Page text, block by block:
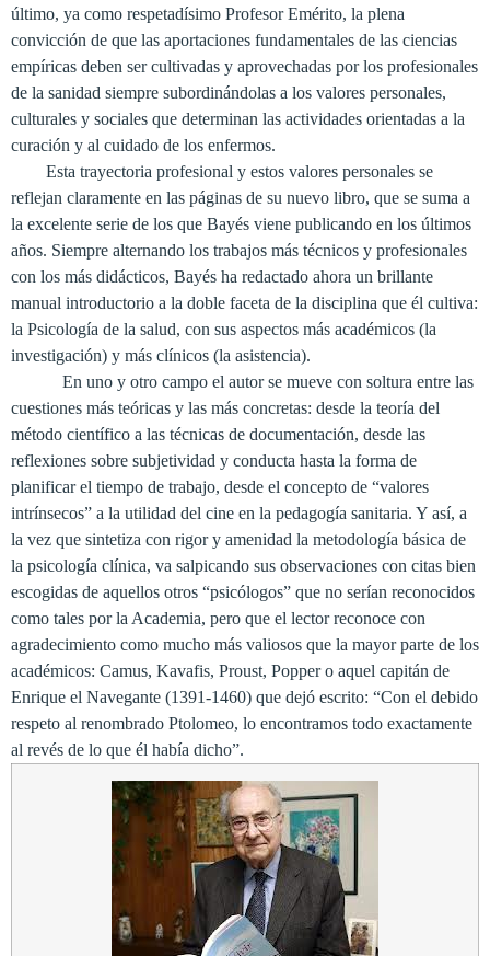
último, ya como respetadísimo Profesor Emérito, la plena
convicción de que las aportaciones fundamentales de las ciencias
empíricas deben ser cultivadas y aprovechadas por los profesionales
de la sanidad siempre subordinándolas a los valores personales,
culturales y sociales que determinan las actividades orientadas a la
curación y al cuidado de los enfermos.
Esta trayectoria profesional y estos valores personales se
reflejan claramente en las páginas de su nuevo libro, que se suma a
la excelente serie de los que Bayés viene publicando en los últimos
años. Siempre alternando los trabajos más técnicos y profesionales
con los más didácticos, Bayés ha redactado ahora un brillante
manual introductorio a la doble faceta de la disciplina que él cultiva:
la Psicología de la salud, con sus aspectos más académicos (la
investigación) y más clínicos (la asistencia).
En uno y otro campo el autor se mueve con soltura entre las
cuestiones más teóricas y las más concretas: desde la teoría del
método científico a las técnicas de documentación, desde las
reflexiones sobre subjetividad y conducta hasta la forma de
planificar el tiempo de trabajo, desde el concepto de “valores
intrínsecos” a la utilidad del cine en la pedagogía sanitaria. Y así, a
la vez que sintetiza con rigor y amenidad la metodología básica de
la psicología clínica, va salpicando sus observaciones con citas bien
escogidas de aquellos otros “psicólogos” que no serían reconocidos
como tales porla Academia, pero que el lector reconoce con
agradecimiento como mucho más valiosos que la mayor parte de los
académicos: Camus, Kavafis, Proust, Popper o aquel capitán de
Enrique el Navegante (1391-1460) que dejó escrito: “Con el debido
respeto al renombrado Ptolomeo, lo encontramos todo exactamente
al revés de lo que él había dicho”.